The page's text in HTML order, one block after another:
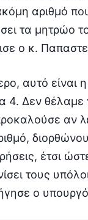
αριθμό
τα μητρώο
ο κ.
αυτό είναι
4. Δεν θέλαμε
αν
έτσι
τους
ο